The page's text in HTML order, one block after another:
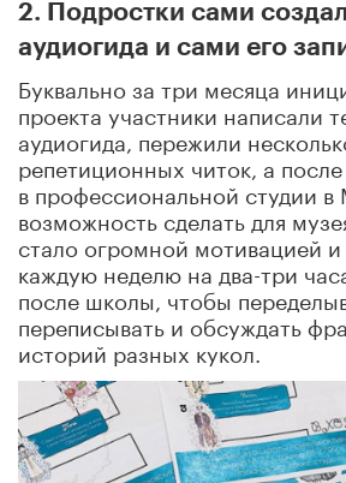
2. Подростки сами
аудиогида и сами его
Буквально за три месяца
проекта участники написали
аудиогида, пережили
репетиционных читок, а
в профессиональной студии
возможность сделать для
стало огромной мотивацией
каждую неделю на два-три
после школы, чтобы
переписывать и обсуждать
историй разных кукол.